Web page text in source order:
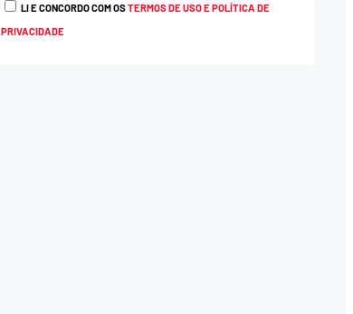
LI E CONCORDO COM OSTERMOS DE USO E POLÍTICA DE
PRIVACIDADE